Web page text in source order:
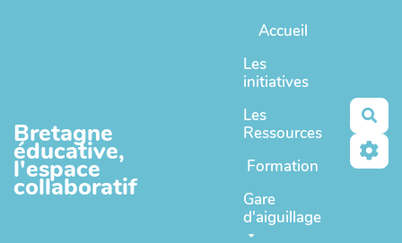
Bretagne
éducative,
l'espace
collaboratif
Accueil
Les
initiatives
Les
Ressources
Formation
Gare
d'aiguillage